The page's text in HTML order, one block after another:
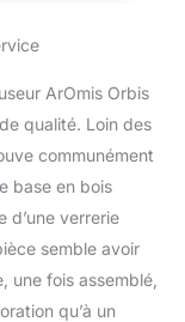
ArOmis Orbis
qualité. Loin des
communément
base en bois
d’une verrerie
semble avoir
une fois assemblé,
qu’à un